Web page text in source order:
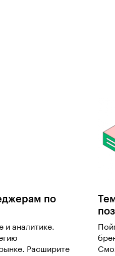
по
и аналитике.
Расширите